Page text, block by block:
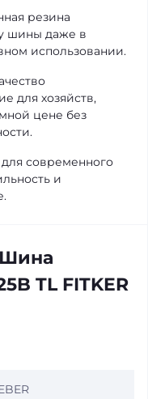
резина
шины даже в
использовании.
для хозяйств,
цене без
современного
и
Шина
TL FITKER